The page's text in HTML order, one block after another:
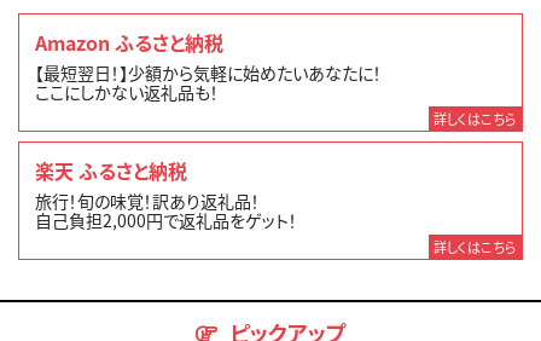
Amazon ふるさと納税
【最短翌日！】少額から気軽に始めたいあなたに！
ここにしかない返礼品も！
詳しくはこちら
楽天 ふるさと納税
旅行！旬の味覚！訳あり返礼品！
自己負担2,000円で返礼品をゲット！
詳しくはこちら
ピックアップ